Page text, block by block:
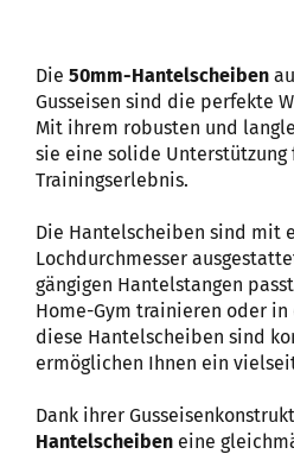
Die 50mm-Hantelscheiben
Gusseisen sind die perfekte
Mit ihrem robusten und
sie eine solide Unterstützung
Trainingserlebnis.
Die Hantelscheiben sind mit
Lochdurchmesser
gängigen Hantelstangen
Home-Gym trainieren oder
diese Hantelscheiben sind
ermöglichen Ihnen ein
Dank ihrer
Hantelscheiben eine